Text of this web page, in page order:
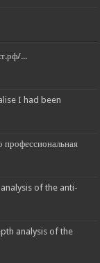
...
I had been
of the anti-
analysis of the